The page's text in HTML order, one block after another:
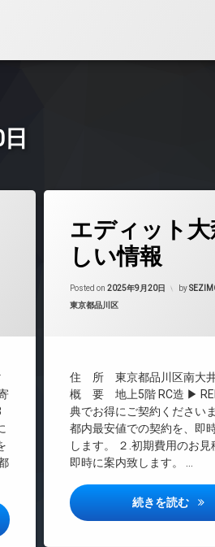
ティ新宿詳しい情報
エディット
しい情報
Posted on 2025年9月20日 by
カテゴリー:
東京都品川区
住 所 東京都品川区南大
概 要 地上5階 RC造 ▶
典でお得にご契約くださいま
都内最安値での契約を、即
します。 ２.初期費用のお見
即時に案内致します。 …
続きを読む エ
24時間管理
CATV
インターネット無料
エレベーター
オートロック
デザイナーズ
ペット可
宅配ボックス
敷地内ゴミ置き場